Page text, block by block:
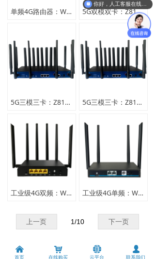
英文版 单频4G路由器：WE2815 5G双模双卡：Z8119AX-M2-T (2X5G-USB3.0)
5G三模三卡：Z8109AX-M2-T（4X4G） 5G三模三卡：Z8109AX-M2-PSE-T (2X5G-2X4G)
工业级4G双频：WE5927AC-T 工业级4G单频：WE2007-T
上一页 下一页
1/10
낀
首页
낙
在线购买
뀁
云平台
넙
联系我们
你好，人工客服在线吗？